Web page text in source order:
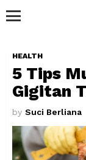
HEALTH
5 Tips
Gigitan
by Suci Berliana